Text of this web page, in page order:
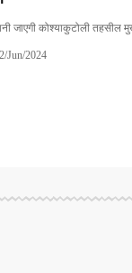
जाएगी कोश्याकुटोली तहसील
Jun/2024